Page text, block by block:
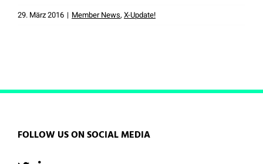
29. März 2016 | Member News, X-Update!
FOLLOW US ON SOCIAL MEDIA